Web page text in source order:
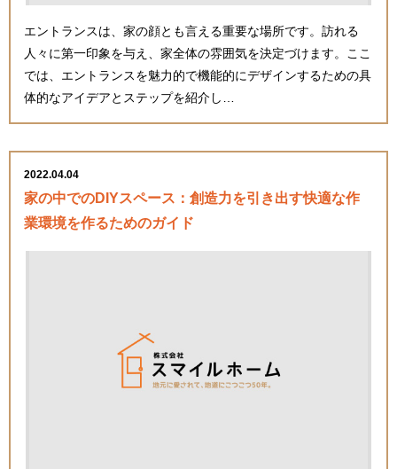
エントランスは、家の顔とも言える重要な場所です。訪れる
人々に第一印象を与え、家全体の雰囲気を決定づけます。ここ
では、エントランスを魅力的で機能的にデザインするための具
体的なアイデアとステップを紹介し…
2022.04.04
家の中でのDIYスペース：創造力を引き出す快適な作
業環境を作るためのガイド